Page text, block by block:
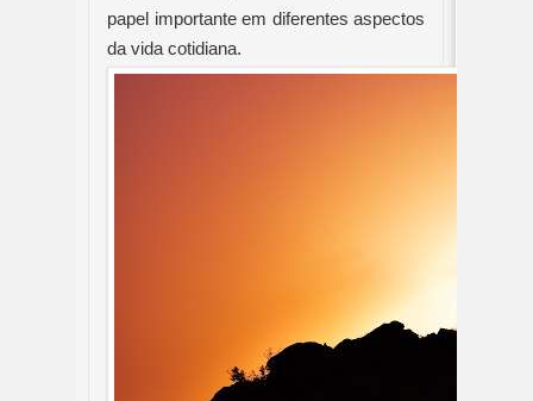
papel importante em diferentes aspectos
da vida cotidiana.